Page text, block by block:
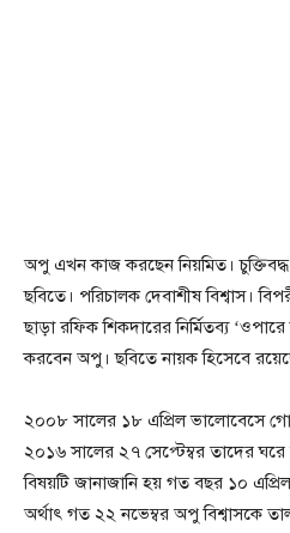
অপু এখন কাজ করছেন নিয়মিত। চুক্তিবদ্ধ
ছবিতে। পরিচালক দেবাশীষ বিশ্বাস।
ছাড়া রফিক শিকদারের নির্মিতব্য
করবেন অপু। ছবিতে নায়ক হিসেবে
২০০৮ সালের ১৮ এপ্রিল ভালোবেসে
২০১৬ সালের ২৭ সেপ্টেম্বর তাদের
বিষয়টি জানাজানি হয় গত বছর ১০
অর্থাৎ গত ২২ নভেম্বর অপু বিশ্বাসকে